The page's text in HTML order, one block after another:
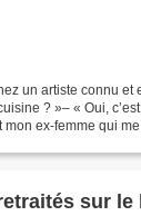
un artiste connu et
? »– « Oui,
ex-femme qui
sur le